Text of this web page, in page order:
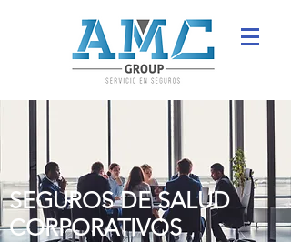
SEGUROS DE SALUD
CORPORATIVOS